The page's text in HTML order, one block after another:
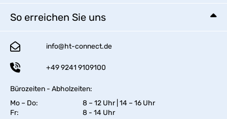
So erreichen Sie uns
info@ht-connect.de
+49 9241 9109100
Bürozeiten - Abholzeiten:
Mo – Do:
8 – 12 Uhr | 14 – 16 Uhr
Fr:
8 - 14 Uhr